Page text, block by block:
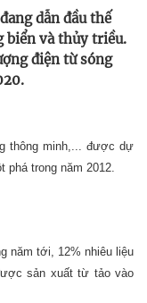
dẫn đầu thế
biển và thủy triều.
điện từ sóng
thông minh,... được dự
phá trong năm 2012.
năm tới, 12% nhiêu liệu
sản xuất từ tảo vào